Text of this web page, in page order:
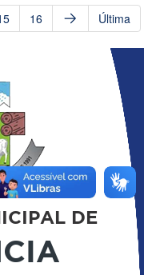
16 Última
DE